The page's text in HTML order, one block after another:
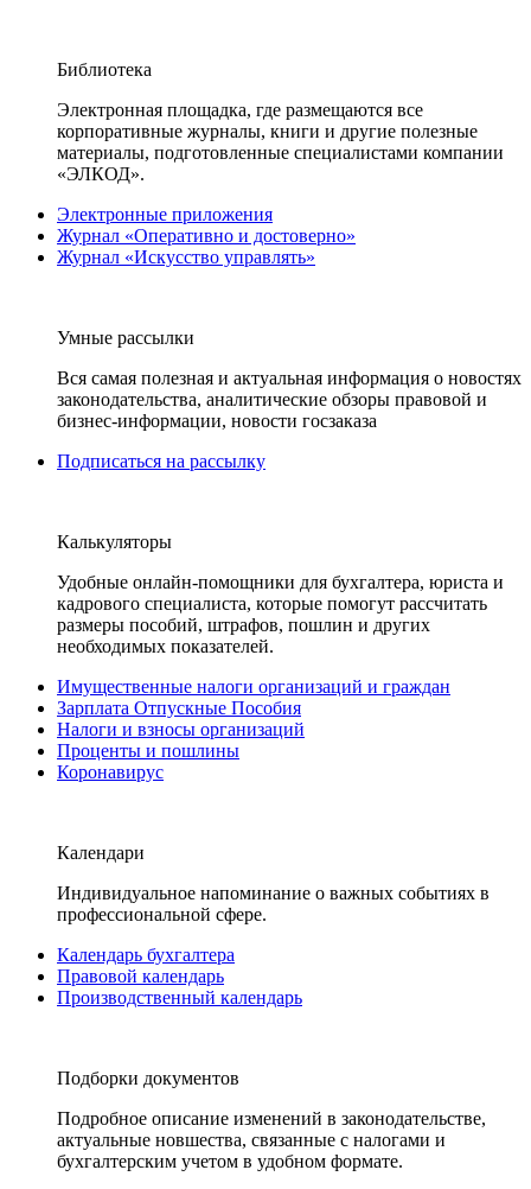
Библиотека
Электронная площадка, где размещаются все
корпоративные журналы, книги и другие полезные
материалы, подготовленные специалистами компании
«ЭЛКОД».
Электронные приложения
Журнал «Оперативно и достоверно»
Журнал «Искусство управлять»
Умные рассылки
Вся самая полезная и актуальная информация о новостях
законодательства, аналитические обзоры правовой и
бизнес-информации, новости госзаказа
Подписаться на рассылку
Калькуляторы
Удобные онлайн-помощники для бухгалтера, юриста и
кадрового специалиста, которые помогут рассчитать
размеры пособий, штрафов, пошлин и других
необходимых показателей.
Имущественные налоги организаций и граждан
Зарплата Отпускные Пособия
Налоги и взносы организаций
Проценты и пошлины
Коронавирус
Календари
Индивидуальное напоминание о важных событиях в
профессиональной сфере.
Календарь бухгалтера
Правовой календарь
Производственный календарь
Подборки документов
Подробное описание изменений в законодательстве,
актуальные новшества, связанные с налогами и
бухгалтерским учетом в удобном формате.